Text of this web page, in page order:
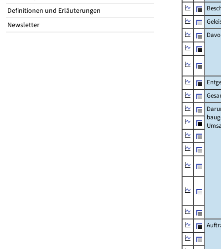
Definitionen und Erläuterungen
Newsletter